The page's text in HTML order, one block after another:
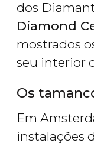
dos
Diamond
mostrados
seu interior
Os
Em
instalações